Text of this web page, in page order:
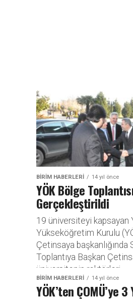
BİRİM HABERLERİ 14 yıl önce
YÖK Bölge
Gerçekleştirildi
19 üniversiteyi kapsayan
Yükseköğretim Kurulu
Çetinsaya başkanlığında
Toplantıya Başkan
üniversitenin rektörleri...
BİRİM HABERLERİ 14 yıl önce
YÖK’ten ÇOMÜ’ye